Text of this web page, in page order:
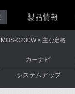
製品情報
C230W 主な定格
カーナビ
システムアップ